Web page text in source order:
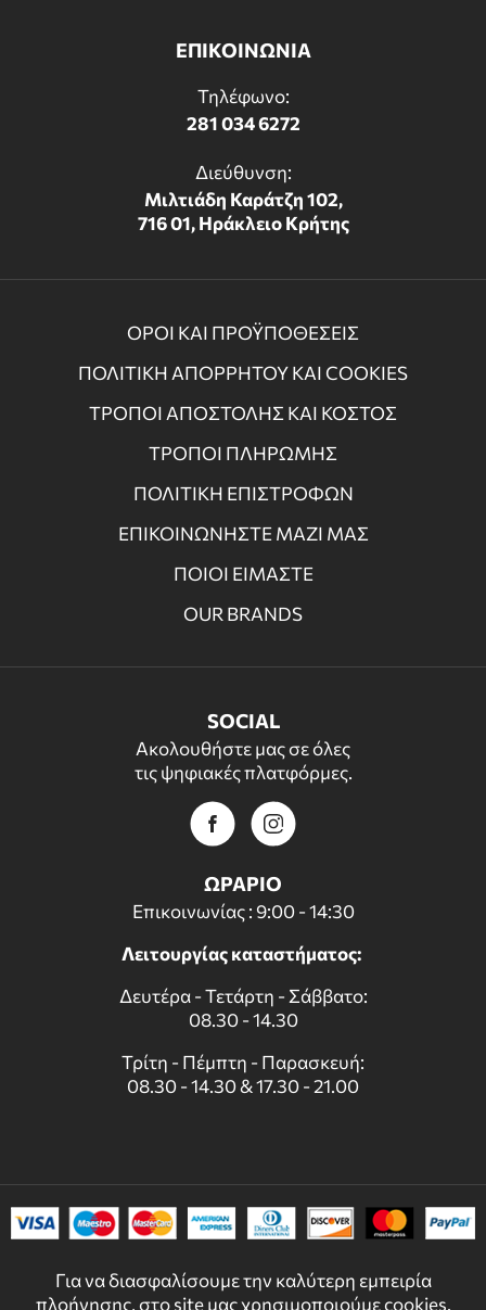
Για να διασφαλίσουμε την καλύτερη εμπειρία
πλοήγησης, στο site μας χρησιμοποιούμε cookies.
ΕΠΙΚΟΙΝΩΝΙΑ
Τηλέφωνο:
281 034 6272
Διεύθυνση:
Μιλτιάδη Καράτζη 102,
716 01, Ηράκλειο Κρήτης
ΟΡΟΙ ΚΑΙ ΠΡΟΫΠΟΘΕΣΕΙΣ
ΠΟΛΙΤΙΚΗ ΑΠΟΡΡΗΤΟΥ ΚΑΙ COOKIES
ΤΡΟΠΟΙ ΑΠΟΣΤΟΛΗΣ ΚΑΙ ΚΟΣΤΟΣ
ΤΡΟΠΟΙ ΠΛΗΡΩΜΗΣ
ΠΟΛΙΤΙΚΗ ΕΠΙΣΤΡΟΦΩΝ
ΕΠΙΚΟΙΝΩΝΗΣΤΕ ΜΑΖΙ ΜΑΣ
ΠΟΙΟΙ ΕΙΜΑΣΤΕ
OUR BRANDS
SOCIAL
Ακολουθήστε μας σε όλες
τις ψηφιακές πλατφόρμες.
ΩΡΑΡΙΟ
Επικοινωνίας : 9:00 - 14:30
Λειτουργίας καταστήματος:
Δευτέρα - Τετάρτη - Σάββατο:
08.30 - 14.30
Τρίτη - Πέμπτη - Παρασκευή:
08.30 - 14.30 & 17.30 - 21.00